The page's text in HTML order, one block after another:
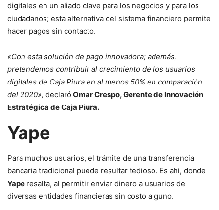
digitales en un aliado clave para los negocios y para los
ciudadanos; esta alternativa del sistema financiero permite
hacer pagos sin contacto.
«Con esta solución de pago innovadora; además,
pretendemos contribuir al crecimiento de los usuarios
digitales de Caja Piura en al menos 50% en comparación
del 2020», declaró Omar Crespo, Gerente de Innovación
Estratégica de Caja Piura.
Yape
Para muchos usuarios, el trámite de una transferencia
bancaria tradicional puede resultar tedioso. Es ahí, donde
Yape resalta, al permitir enviar dinero a usuarios de
diversas entidades financieras sin costo alguno.